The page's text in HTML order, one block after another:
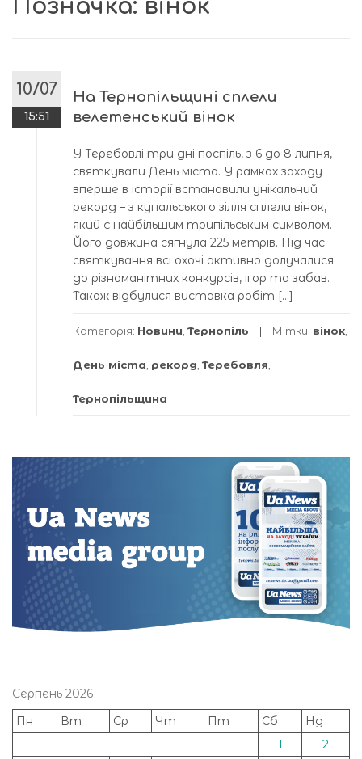
Позначка: вінок
10/07
15:51
На Тернопільщині сплели
велетенський вінок
У Теребовлі три дні поспіль, з 6 до 8 липня,
святкували День міста. У рамках заходу
вперше в історії встановили унікальний
рекорд – з купальського зілля сплели вінок,
який є найбільшим трипільським символом.
Його довжина сягнула 225 метрів. Під час
святкування всі охочі активно долучалися
до різноманітних конкурсів, ігор та забав.
Також відбулися виставка робіт […]
Категорія: Новини Тернопіль Мітки: вінок
День міста рекорд Теребовля
Тернопільщина
Серпень 2026
Пн
Вт Ср Чт Пт Сб
Нд
1
2